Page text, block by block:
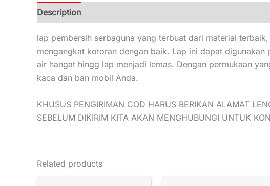
Description
lap pembersih serbaguna yang terbuat dari material
mengangkat kotoran dengan baik. Lap ini dapat
air hangat hingg lap menjadi lemas. Dengan permukaan
kaca dan ban mobil Anda.
KHUSUS PENGIRIMAN COD HARUS BERIKAN ALAMAT
SEBELUM DIKIRIM KITA AKAN MENGHUBUNGI UNTUK
Related products